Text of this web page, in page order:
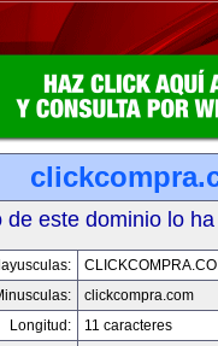
de este dominio lo
clickcompra.com
Longitud:
11 caracteres